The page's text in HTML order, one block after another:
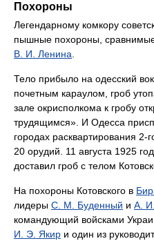
Похороны
Легендарному комкору
пышные похороны,
В. И. Ленина.
Тело прибыло на одесский
почетным караулом, гроб
зале окрисполкома к гробу
трудящимся». И Одесса
городах расквартирования 2-
20 орудий. 11 августа 1925
доставил гроб с телом
На похороны Котовского в
лидеры С. М. Буденный и А.
командующий войсками
И. Э. Якир и один из